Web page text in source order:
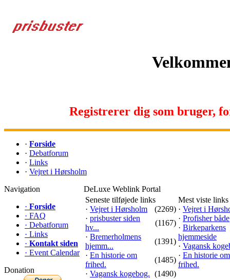
Registrerer dig som bruger,
· Forside
· Debatforum
· Links
· Vejret i Hørsholm
Navigation
· Forside
· FAQ
· Debatforum
· Links
· Kontakt siden
· Event Calendar
Donation
DeLuxe Weblink Portal
Seneste tilføjede links
· Vejret i Hørsholm
(2269)
· prisbuster siden
hv...
(1167)
· Bremerholmens
hjemm...
(1391)
· En historie om
frihed.
(1485)
· Vagansk kogebog. (1490)
Mest viste links
· Vejret i
· Profisher både
· Birkeparkens
hjemmeside
· Vagansk
· En historie om
frihed.